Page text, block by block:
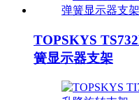
TOPSKYS
簧显示器支架